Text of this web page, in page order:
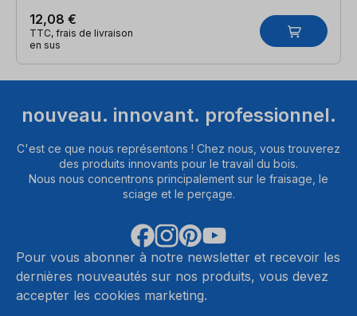
12,08 €
TTC, frais de livraison
en sus
nouveau. innovant. professionnel.
C'est ce que nous représentons ! Chez nous, vous trouverez
des produits innovants pour le travail du bois.
Nous nous concentrons principalement sur le fraisage, le
sciage et le perçage.
Pour vous abonner à notre newsletter et recevoir les
dernières nouveautés sur nos produits, vous devez
accepter les cookies marketing.